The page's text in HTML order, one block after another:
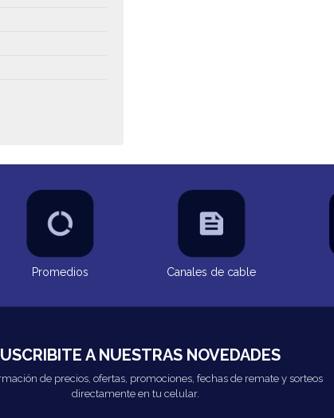
Promedios Canales de cable
A NUESTRAS NOVEDADES
de precios, ofertas, promociones, fechas de remate y sorteos
directamente en tu celular.